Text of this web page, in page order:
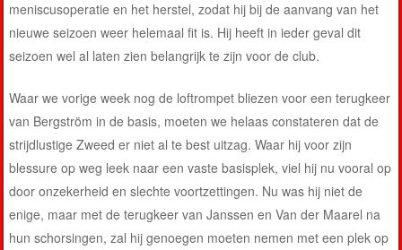
meniscusoperatie en het herstel, zodat hij bij de aanvang van het
nieuwe seizoen weer helemaal fit is. Hij heeft in ieder geval dit
seizoen wel al laten zien belangrijk te zijn voor de club.
Waar we vorige week nog de loftrompet bliezen voor een terugkeer
van Bergström in de basis, moeten we helaas constateren dat de
strijdlustige Zweed er niet al te best uitzag. Waar hij voor zijn
blessure op weg leek naar een vaste basisplek, viel hij nu vooral op
door onzekerheid en slechte voortzettingen. Nu was hij niet de
enige, maar met de terugkeer van Janssen en Van der Maarel na
hun schorsingen, zal hij genoegen moeten nemen met een plek op